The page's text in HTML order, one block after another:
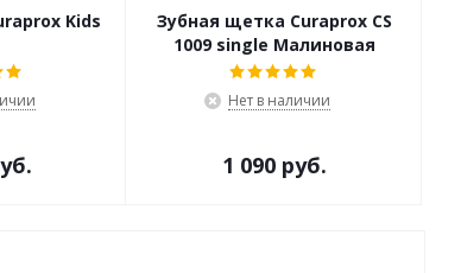
Kids
Зубная щетка Curaprox CS
1009 single Малиновая
Нет в наличии
1 090 руб.